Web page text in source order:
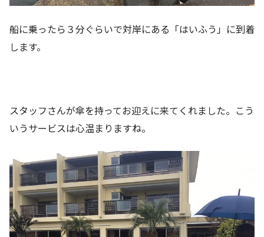
船に乗ったら３分ぐらいで対岸にある「はいふう」に到着
します。
スタッフさんが傘を持ってお迎えに来てくれました。こう
いうサービスは心温まりますね。